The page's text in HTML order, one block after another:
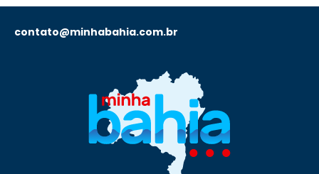
contato@minhabahia.com.br